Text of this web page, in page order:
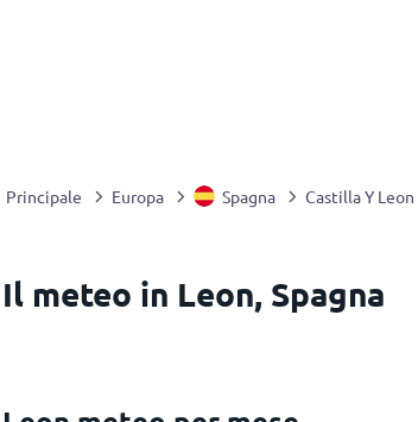
Principale Europa Spagna Castilla Y Leon
Il meteo in Leon, Spagna